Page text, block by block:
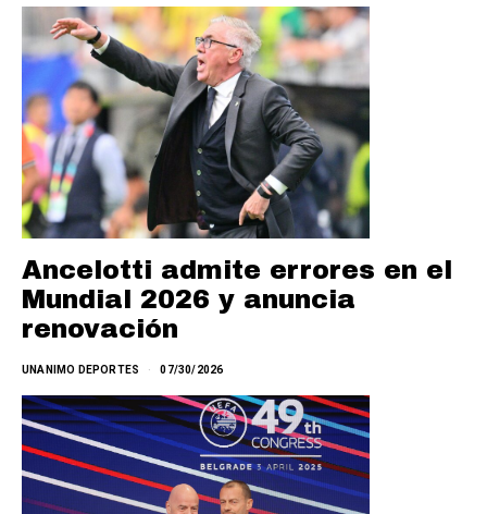
Ancelotti admite errores en el
Mundial 2026 y anuncia
renovación
UNANIMO DEPORTES 07/30/2026